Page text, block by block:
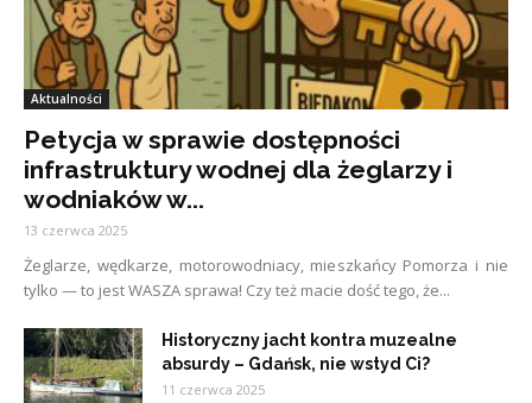
Aktualności
Petycja w sprawie dostępności
infrastruktury wodnej dla żeglarzy i
wodniaków w...
13 czerwca 2025
Żeglarze, wędkarze, motorowodniacy, mieszkańcy Pomorza i nie
tylko — to jest WASZA sprawa! Czy też macie dość tego, że...
Historyczny jacht kontra muzealne
absurdy – Gdańsk, nie wstyd Ci?
11 czerwca 2025